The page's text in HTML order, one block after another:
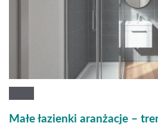
Małe łazienki aranżacje –